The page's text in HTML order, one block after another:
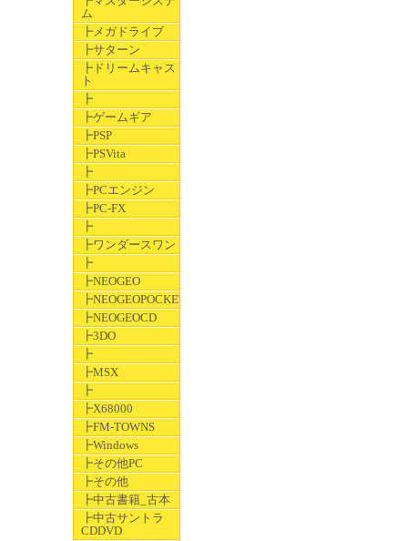
ム
┣メガドライブ
┣サターン
┣ドリームキャス
ト
┣
┣ゲームギア
┣PSP
┣PSVita
┣
┣PCエンジン
┣PC-FX
┣
┣ワンダースワン
┣
┣NEOGEO
┣NEOGEOPOCKET
┣NEOGEOCD
┣3DO
┣
┣MSX
┣
┣X68000
┣FM-TOWNS
┣Windows
┣その他PC
┣その他
┣中古書籍_古本
┣中古サントラ
CDDVD